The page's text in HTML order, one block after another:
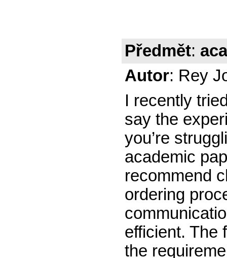
Předmět:
Autor: Rey
I recently
say the
you’re
academic
recommend
ordering
efficient. The
the